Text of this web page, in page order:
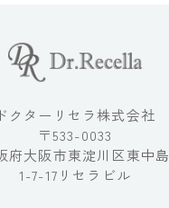
ドクターリセラ株式会社
〒533-0033
府大阪市東淀川区東中島
1-7-17リセラビル